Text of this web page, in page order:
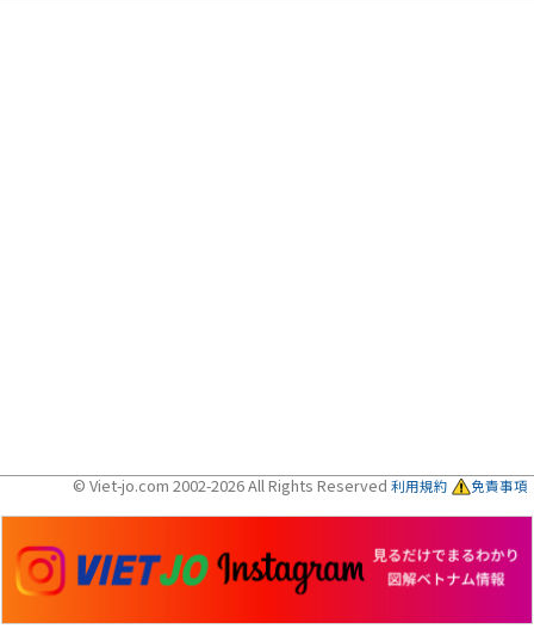
© Viet-jo.com 2002-2026 All Rights Reserved 利用規約 免責事項